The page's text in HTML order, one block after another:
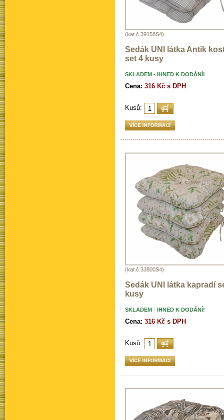
(kat.č.39158S4)
Sedák UNI látka Antik
set 4 kusy
SKLADEM - IHNED K DODÁNÍ!
Cena: 316 Kč s DPH
Kusů:
(kat.č.33800S4)
Sedák UNI látka kapradí
kusy
SKLADEM - IHNED K DODÁNÍ!
Cena: 316 Kč s DPH
Kusů: